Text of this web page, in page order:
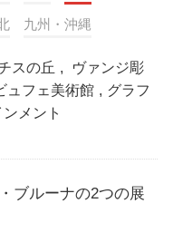
九州・沖縄
スの丘 ,
ヴァンジ彫
ュフェ美術館 , グラフ
メント
ブルーナの2つの展